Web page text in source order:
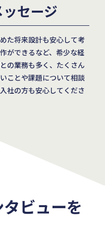
セージ
た将来設計も安心して考
ができるなど、希少な経
の業務も多く、たくさん
ことや課題について相談
社の方も安心してくださ
ビューを